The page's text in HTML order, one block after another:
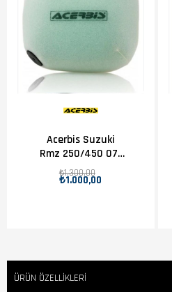
Acerbis Suzuki
Rmz 250/450 07-
18 Hava Filtresi
₺1.000,00
₺1.300,00
ÜRÜN ÖZELLIKLERI